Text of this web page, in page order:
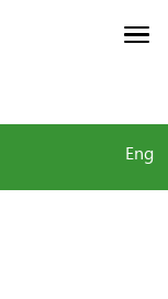
Eng